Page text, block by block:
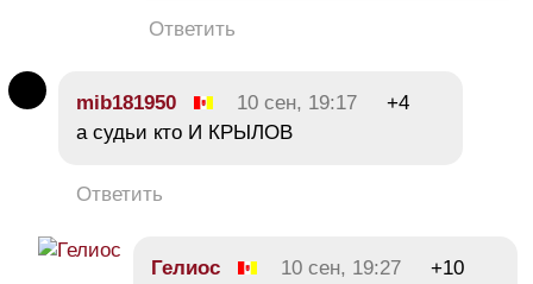
Ответить
mib181950 10 сен, 19:17
+4
а судьи кто И КРЫЛОВ
Ответить
Гелиос 10 сен, 19:27
+10